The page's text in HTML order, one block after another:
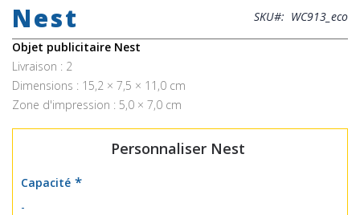
the
beginning
of
the
images
gallery
Nest SKU
WC913_eco
Objet publicitaire Nest
Livraison : 2
Dimensions : 15,2 × 7,5 × 11,0 cm
Zone d'impression : 5,0 × 7,0 cm
Personnaliser Nest
Capacité
-